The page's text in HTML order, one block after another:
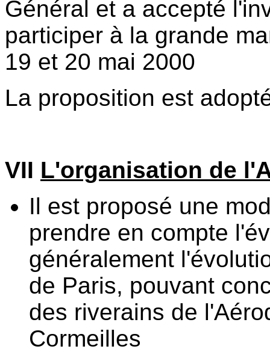
Général et a accepté
participer à la grande
19 et 20 mai 2000
La proposition est
VII L'organisation de
Il est proposé une
prendre en compte
généralement
de Paris, pouvant
des riverains de
Cormeilles